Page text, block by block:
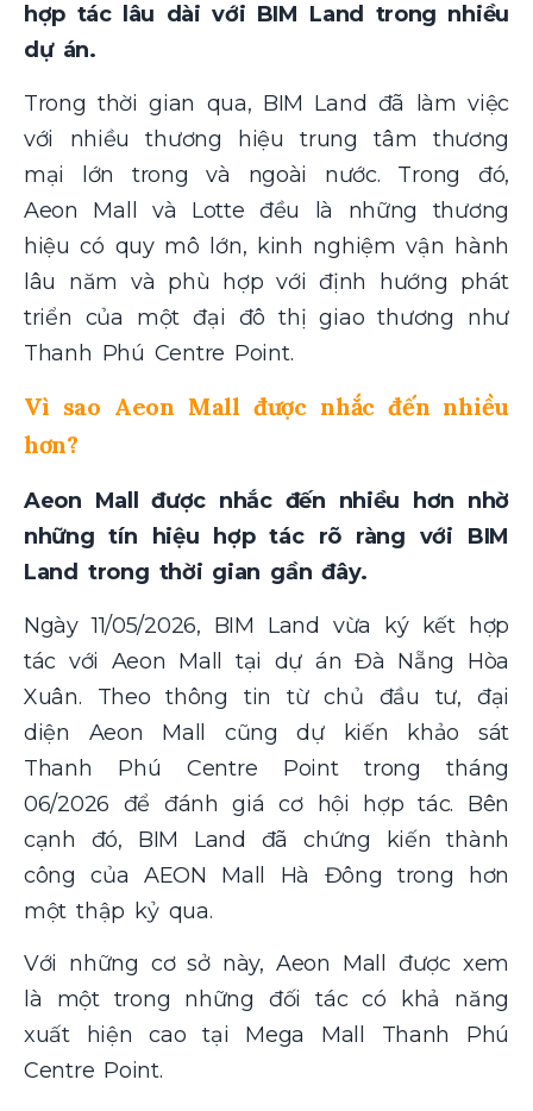
hợp tác lâu dài với BIM Land trong nhiều
dự án.
Trong thời gian qua, BIM Land đã làm việc
với nhiều thương hiệu trung tâm thương
mại lớn trong và ngoài nước. Trong đó,
Aeon Mall và Lotte đều là những thương
hiệu có quy mô lớn, kinh nghiệm vận hành
lâu năm và phù hợp với định hướng phát
triển của một đại đô thị giao thương như
Thanh Phú Centre Point.
Vì sao Aeon Mall được nhắc đến nhiều
hơn?
Aeon Mall được nhắc đến nhiều hơn nhờ
những tín hiệu hợp tác rõ ràng với BIM
Land trong thời gian gần đây.
Ngày 11/05/2026, BIM Land vừa ký kết hợp
tác với Aeon Mall tại dự án Đà Nẵng Hòa
Xuân. Theo thông tin từ chủ đầu tư, đại
diện Aeon Mall cũng dự kiến khảo sát
Thanh Phú Centre Point trong tháng
06/2026 để đánh giá cơ hội hợp tác. Bên
cạnh đó, BIM Land đã chứng kiến thành
công của AEON Mall Hà Đông trong hơn
một thập kỷ qua.
Với những cơ sở này, Aeon Mall được xem
là một trong những đối tác có khả năng
xuất hiện cao tại Mega Mall Thanh Phú
Centre Point.